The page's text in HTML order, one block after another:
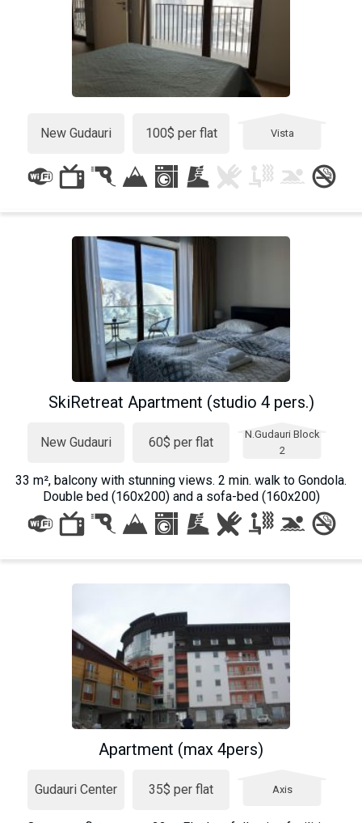
New Gudauri 100$ per flat Vista
SkiRetreat Apartment (studio 4 pers.)
New Gudauri 60$ per flat
N.Gudauri Block
2
33 m², balcony with stunning views. 2 min. walk to Gondola.
Double bed (160x200) and a sofa-bed (160x200)
Apartment (max 4pers)
Gudauri Center 35$ per flat Axis